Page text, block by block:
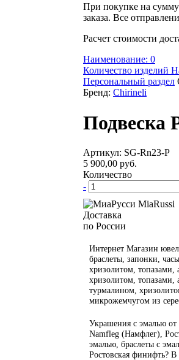
При покупке на сумму
заказа. Все
Расчет стоимости
Наименование: 0
Количество изделий
Персональный раздел
Бренд: Chirineli
Подвеска
Артикул: SG-Rn23-P
5 900,00 руб.
Количество
-
Доставка
по России
Интернет Магазин
браслеты, запонки,
хризолитом, топазами,
хризолитом, топазами,
турмалином,
микрожемчугом из
Украшения с эмалью от
Namfleg (Намфлег),
эмалью, браслеты с
Ростовская финифть?